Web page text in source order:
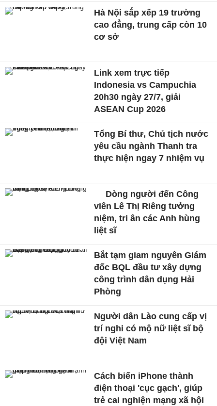
Hà Nội sắp xếp 19 trường
cao đẳng, trung cấp còn 10
cơ sở
Link xem trực tiếp
Indonesia vs Campuchia
20h30 ngày 27/7, giải
ASEAN Cup 2026
Tổng Bí thư, Chủ tịch nước
yêu cầu ngành Thanh tra
thực hiện ngay 7 nhiệm vụ
Dòng người đến Công
viên Lê Thị Riêng tưởng
niệm, tri ân các Anh hùng
liệt sĩ
Bắt tạm giam nguyên Giám
đốc BQL đầu tư xây dựng
công trình dân dụng Hải
Phòng
Người dân Lào cung cấp vị
trí nghi có mộ nữ liệt sĩ bộ
đội Việt Nam
Cách biến iPhone thành
điện thoại 'cục gạch', giúp
trẻ cai nghiện mạng xã hội